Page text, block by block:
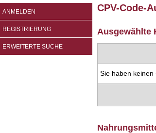
ANMELDEN
REGISTRIERUNG
ERWEITERTE SUCHE
CPV-Code-
Ausgewählte
Sie haben keinen